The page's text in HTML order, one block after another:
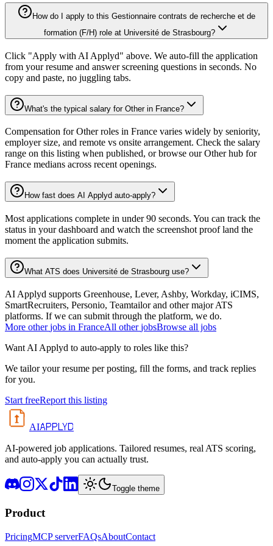
How do I apply to this Gestionnaire contrats de recherche et de
formation (F/H) role at Université de Strasbourg?
Click "Apply with AI Applyd" above. We auto-fill the application
from your resume and answer screening questions in seconds. No
copy and paste, no juggling tabs.
What's the typical salary for Other in France?
Compensation for Other roles in France varies widely by seniority,
employer size, and remote vs onsite arrangement. Check the salary
range on this listing when published, or browse our Other hub for
France medians across recent openings.
How fast does AI Applyd auto-apply?
Most applications complete in under 90 seconds. You can track the
status in your dashboard and watch the screenshot proof land the
moment the application submits.
What ATS does Université de Strasbourg use?
AI Applyd supports Greenhouse, Lever, Ashby, Workday, iCIMS,
SmartRecruiters, Personio, Teamtailor and other major ATS
platforms. If we can submit through the platform, we do.
More other jobs in FranceAll other jobsBrowse all jobs
Want AI Applyd to auto-apply to roles like this?
We tailor your resume per posting, fill the forms, and track replies
for you.
Start freeReport this listing
AIAPPLYD
AI-powered job applications. Tailored resumes, real ATS scoring,
and auto-apply you can actually trust.
Toggle theme
Product
PricingMCP serverFAQsAboutContact